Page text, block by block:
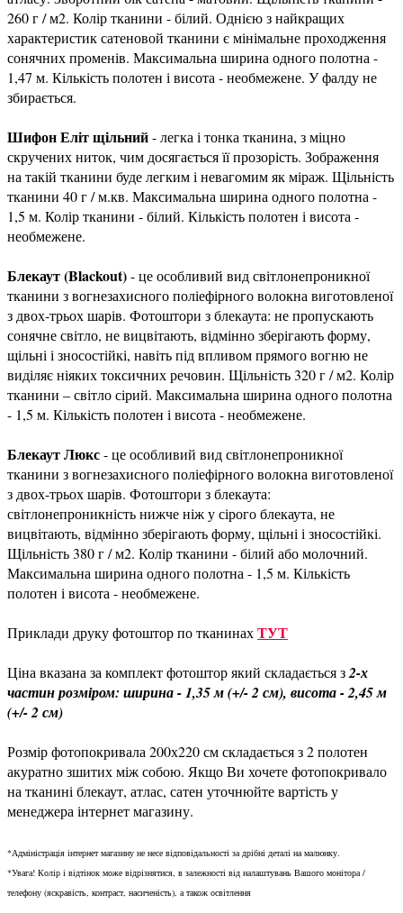
260 г / м2. Колір тканини - білий. Однією з найкращих
характеристик сатеновой тканини є мінімальне проходження
сонячних променів. Максимальна ширина одного полотна -
1,47 м. Кількість полотен і висота - необмежене. У фалду не
збирається.
Шифон Еліт щільний- легка і тонка тканина, з міцно
скручених ниток, чим досягається її прозорість. Зображення
на такій тканини буде легким і невагомим як міраж. Щільність
тканини 40 г / м.кв. Максимальна ширина одного полотна -
1,5 м. Колір тканини - білий. Кількість полотен і висота -
необмежене.
Блекаут (Blackout)- це особливий вид світлонепроникної
тканини з вогнезахисного поліефірного волокна виготовленої
з двох-трьох шарів. Фотоштори з блекаута: не пропускають
сонячне світло, не вицвітають, відмінно зберігають форму,
щільні і зносостійкі, навіть під впливом прямого вогню не
виділяє ніяких токсичних речовин. Щільність 320 г / м2. Колір
тканини – світло сірий. Максимальна ширина одного полотна
- 1,5 м. Кількість полотен і висота - необмежене.
Блекаут Люкс- це особливий вид світлонепроникної
тканини з вогнезахисного поліефірного волокна виготовленої
з двох-трьох шарів. Фотоштори з блекаута:
світлонепроникність нижче ніж у сірого блекаута, не
вицвітають, відмінно зберігають форму, щільні і зносостійкі.
Щільність 380 г / м2. Колір тканини - білий або молочний.
Максимальна ширина одного полотна - 1,5 м. Кількість
полотен і висота - необмежене.
Приклади друку фотоштор по тканинахТУТ
Ціна вказана за комплект фотоштор який складається з2-х
частин розміром: ширина - 1,35 м (+/- 2 см), висота - 2,45 м
(+/- 2 см)
Розмір фотопокривала 200х220 см складається з 2 полотен
акуратно зшитих між собою. Якщо Ви хочете фотопокривало
на тканині блекаут, атлас, сатен уточнюйте вартість у
менеджера інтернет магазину.
*Адміністрація інтернет магазину не несе відповідальності за дрібні деталі на малюнку.
*Увага! Колір і відтінок може відрізнятися, в залежності від налаштувань Вашого монітора /
телефону (яскравість, контраст, насиченість), а також освітлення